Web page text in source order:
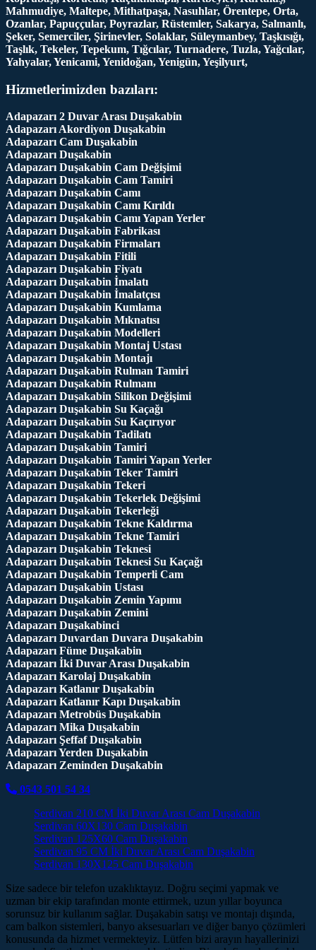
Mahmudiye, Maltepe, Mithatpaşa, Nasuhlar, Örentepe, Orta,
Ozanlar, Papuççular, Poyrazlar, Rüstemler, Sakarya, Salmanlı,
Şeker, Semerciler, Şirinevler, Solaklar, Süleymanbey, Taşkısığı,
Taşlık, Tekeler, Tepekum, Tığcılar, Turnadere, Tuzla, Yağcılar,
Yahyalar, Yenicami, Yenidoğan, Yenigün, Yeşilyurt,
Hizmetlerimizden bazıları:
Adapazarı 2 Duvar Arası Duşakabin
Adapazarı Akordiyon Duşakabin
Adapazarı Cam Duşakabin
Adapazarı Duşakabin
Adapazarı Duşakabin Cam Değişimi
Adapazarı Duşakabin Cam Tamiri
Adapazarı Duşakabin Camı
Adapazarı Duşakabin Camı Kırıldı
Adapazarı Duşakabin Camı Yapan Yerler
Adapazarı Duşakabin Fabrikası
Adapazarı Duşakabin Firmaları
Adapazarı Duşakabin Fitili
Adapazarı Duşakabin Fiyatı
Adapazarı Duşakabin İmalatı
Adapazarı Duşakabin İmalatçısı
Adapazarı Duşakabin Kumlama
Adapazarı Duşakabin Mıknatısı
Adapazarı Duşakabin Modelleri
Adapazarı Duşakabin Montaj Ustası
Adapazarı Duşakabin Montajı
Adapazarı Duşakabin Rulman Tamiri
Adapazarı Duşakabin Rulmanı
Adapazarı Duşakabin Silikon Değişimi
Adapazarı Duşakabin Su Kaçağı
Adapazarı Duşakabin Su Kaçırıyor
Adapazarı Duşakabin Tadilatı
Adapazarı Duşakabin Tamiri
Adapazarı Duşakabin Tamiri Yapan Yerler
Adapazarı Duşakabin Teker Tamiri
Adapazarı Duşakabin Tekeri
Adapazarı Duşakabin Tekerlek Değişimi
Adapazarı Duşakabin Tekerleği
Adapazarı Duşakabin Tekne Kaldırma
Adapazarı Duşakabin Tekne Tamiri
Adapazarı Duşakabin Teknesi
Adapazarı Duşakabin Teknesi Su Kaçağı
Adapazarı Duşakabin Temperli Cam
Adapazarı Duşakabin Ustası
Adapazarı Duşakabin Zemin Yapımı
Adapazarı Duşakabin Zemini
Adapazarı Duşakabinci
Adapazarı Duvardan Duvara Duşakabin
Adapazarı Füme Duşakabin
Adapazarı İki Duvar Arası Duşakabin
Adapazarı Karolaj Duşakabin
Adapazarı Katlanır Duşakabin
Adapazarı Katlanır Kapı Duşakabin
Adapazarı Metrobüs Duşakabin
Adapazarı Mika Duşakabin
Adapazarı Şeffaf Duşakabin
Adapazarı Yerden Duşakabin
Adapazarı Zeminden Duşakabin
0543 501 54 34
Serdivan 210 CM İki Duvar Arası Cam Duşakabin
Serdivan 60X130 Cam Duşakabin
Serdivan 125X60 Cam Duşakabin
Serdivan 95 CM İki Duvar Arası Cam Duşakabin
Serdivan 130X125 Cam Duşakabin
Size sadece bir telefon uzaklıktayız. Doğru seçimi yapmak ve
uzman bir ekip tarafından monte ettirmek, uzun yıllar boyunca
sorunsuz bir kullanım sağlar. Duşakabin satışı ve montajı dışında,
cam balkon sistemleri, banyo aksesuarları ve diğer banyo çözümleri
konusunda da hizmet vermekteyiz. Lütfen bizi arayın hayallerinizi